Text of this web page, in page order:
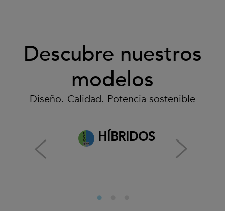
Descubre nuestros
modelos
Diseño. Calidad. Potencia sostenible
HÍBRIDOS